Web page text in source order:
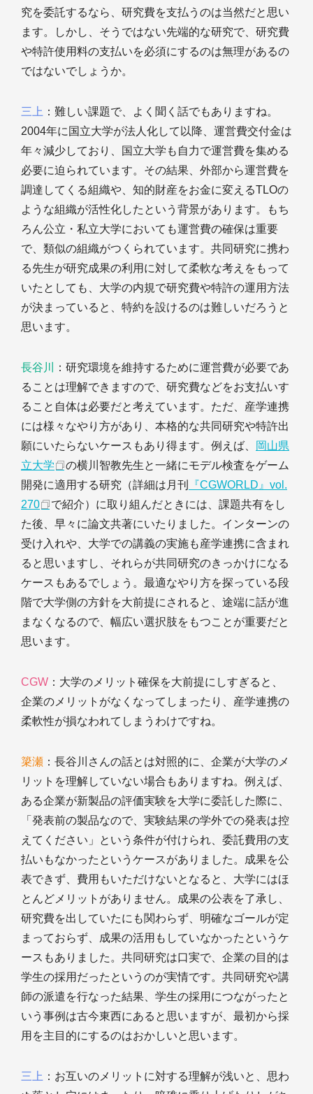
究を委託するなら、研究費を支払うのは当然だと思い
ます。しかし、そうではない先端的な研究で、研究費
や特許使用料の支払いを必須にするのは無理があるの
ではないでしょうか。
三上 ：難しい課題で、よく聞く話でもありますね。
2004年に国立大学が法人化して以降、運営費交付金は
年々減少しており、国立大学も自力で運営費を集める
必要に迫られています。その結果、外部から運営費を
調達してくる組織や、知的財産をお金に変えるTLOの
ような組織が活性化したという背景があります。もち
ろん公立・私立大学においても運営費の確保は重要
で、類似の組織がつくられています。共同研究に携わ
る先生が研究成果の利用に対して柔軟な考えをもって
いたとしても、大学の内規で研究費や特許の運用方法
が決まっていると、特約を設けるのは難しいだろうと
思います。
長谷川
：研究環境を維持するために運営費が必要であ
ることは理解できますので、研究費などをお支払いす
ること自体は必要だと考えています。ただ、産学連携
には様々なやり方があり、本格的な共同研究や特許出
願にいたらないケースもあり得ます。例えば、
岡山県
立大学
の横川智教先生と一緒にモデル検査をゲーム
開発に適用する研究（詳細は月刊
『CGWORLD』vol.
270
で紹介）に取り組んだときには、課題共有をし
た後、早々に論文共著にいたりました。インターンの
受け入れや、大学での講義の実施も産学連携に含まれ
ると思いますし、それらが共同研究のきっかけになる
ケースもあるでしょう。最適なやり方を探っている段
階で大学側の方針を大前提にされると、途端に話が進
まなくなるので、幅広い選択肢をもつことが重要だと
思います。
CGW ：大学のメリット確保を大前提にしすぎると、
企業のメリットがなくなってしまったり、産学連携の
柔軟性が損なわれてしまうわけですね。
簗瀬 ：長谷川さんの話とは対照的に、企業が大学のメ
リットを理解していない場合もありますね。例えば、
ある企業が新製品の評価実験を大学に委託した際に、
「発表前の製品なので、実験結果の学外での発表は控
えてください」という条件が付けられ、委託費用の支
払いもなかったというケースがありました。成果を公
表できず、費用もいただけないとなると、大学にはほ
とんどメリットがありません。成果の公表を了承し、
研究費を出していたにも関わらず、明確なゴールが定
まっておらず、成果の活用もしていなかったというケ
ースもありました。共同研究は口実で、企業の目的は
学生の採用だったというのが実情です。共同研究や講
師の派遣を行なった結果、学生の採用につながったと
いう事例は古今東西にあると思いますが、最初から採
用を主目的にするのはおかしいと思います。
三上 ：お互いのメリットに対する理解が浅いと、思わ